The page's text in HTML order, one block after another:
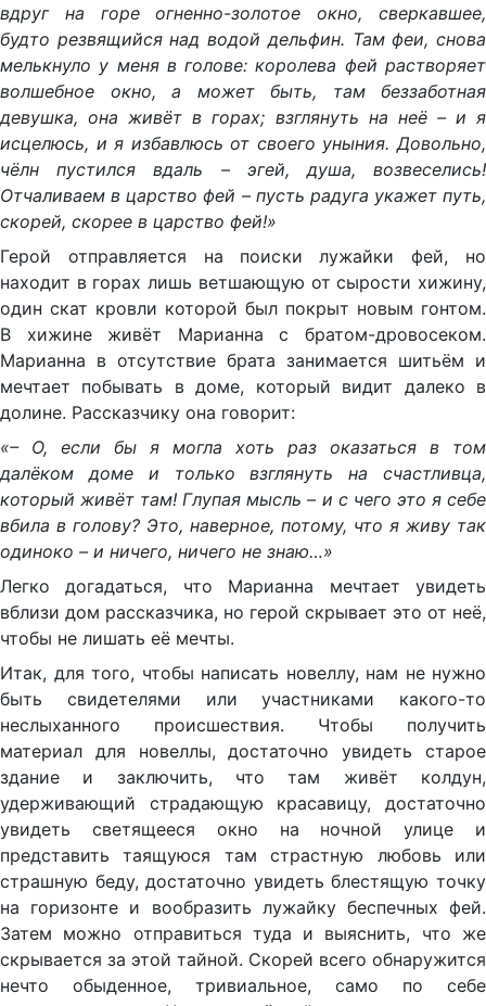
вдруг на горе огненно-золотое окно, сверкавшее,
будто резвящийся над водой дельфин. Там феи, снова
мелькнуло у меня в голове: королева фей растворяет
волшебное окно, а может быть, там беззаботная
девушка, она живёт в горах; взглянуть на неё – и я
исцелюсь, и я избавлюсь от своего уныния. Довольно,
чёлн пустился вдаль – эгей, душа, возвеселись!
Отчаливаем в царство фей – пусть радуга укажет путь,
скорей, скорее в царство фей!»
Герой отправляется на поиски лужайки фей, но
находит в горах лишь ветшающую от сырости хижину,
один скат кровли которой был покрыт новым гонтом.
В хижине живёт Марианна с братом-дровосеком.
Марианна в отсутствие брата занимается шитьём и
мечтает побывать в доме, который видит далеко в
долине. Рассказчику она говорит:
«– О, если бы я могла хоть раз оказаться в том
далёком доме и только взглянуть на счастливца,
который живёт там! Глупая мысль – и с чего это я себе
вбила в голову? Это, наверное, потому, что я живу так
одиноко – и ничего, ничего не знаю…»
Легко догадаться, что Марианна мечтает увидеть
вблизи дом рассказчика, но герой скрывает это от неё,
чтобы не лишать её мечты.
Итак, для того, чтобы написать новеллу, нам не нужно
быть свидетелями или участниками какого-то
неслыханного происшествия. Чтобы получить
материал для новеллы, достаточно увидеть старое
здание и заключить, что там живёт колдун,
удерживающий страдающую красавицу, достаточно
увидеть светящееся окно на ночной улице и
представить таящуюся там страстную любовь или
страшную беду, достаточно увидеть блестящую точку
на горизонте и вообразить лужайку беспечных фей.
Затем можно отправиться туда и выяснить, что же
скрывается за этой тайной. Скорей всего обнаружится
нечто обыденное, тривиальное, само по себе